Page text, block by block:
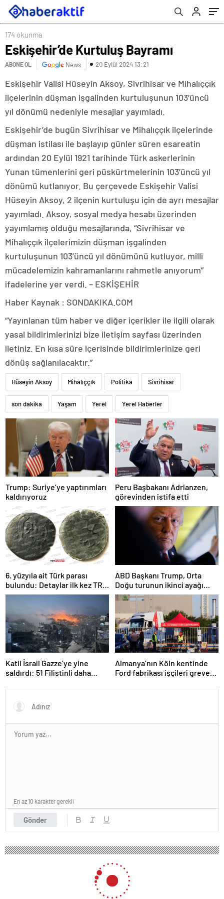
174 okunma
Eskişehir’de Kurtuluş Bayramı
ABONE OL News 20 Eylül 2024 13:21
Eskişehir Valisi Hüseyin Aksoy, Sivrihisar ve Mihalıççık
ilçelerinin düşman işgalinden kurtuluşunun 103’üncü
yıl dönümü nedeniyle mesajlar yayımladı.
Eskişehir’de bugün Sivrihisar ve Mihalıççık ilçelerinde
düşman istilası ile başlayıp günler süren esareatin
ardından 20 Eylül 1921 tarihinde Türk askerlerinin
Yunan tümenlerini geri püskürtmelerinin 103’üncü yıl
dönümü kutlanıyor. Bu çerçevede Eskişehir Valisi
Hüseyin Aksoy, 2 ilçenin kurtuluşu için de ayrı mesajlar
yayımladı. Aksoy, sosyal medya hesabı üzerinden
yayımlamış olduğu mesajlarında, “Sivrihisar ve
Mihalıççık ilçelerimizin düşman işgalinden
kurtuluşunun 103’üncü yıl dönümünü kutluyor, milli
mücadelemizin kahramanlarını rahmetle anıyorum”
ifadelerine yer verdi. – ESKİŞEHİR
Haber Kaynak : SONDAKIKA.COM
“Yayınlanan tüm haber ve diğer içerikler ile ilgili olarak
yasal bildirimlerinizi bize iletişim sayfası üzerinden
iletiniz. En kısa süre içerisinde bildirimlerinize geri
dönüş sağlanılacaktır.”
Hüseyin Aksoy Mihalıççık Politika Sivrihisar
son dakika Yaşam Yerel Yerel Haberler
Trump: Suriye’ye yaptırımları
kaldırıyoruz
Peru Başbakanı Adrianzen,
görevinden istifa etti
6. yüzyıla ait Türk parası
bulundu: Detaylar ilk kez TRT
Haber’de
ABD Başkanı Trump, Orta
Doğu turunun ikinci ayağı
Katar’da
Katil İsrail Gazze’ye yine
saldırdı: 51 Filistinli daha
Almanya’nın Köln kentinde
Ford fabrikası işçileri greve
Gönder
En az 10 karakter gerekli